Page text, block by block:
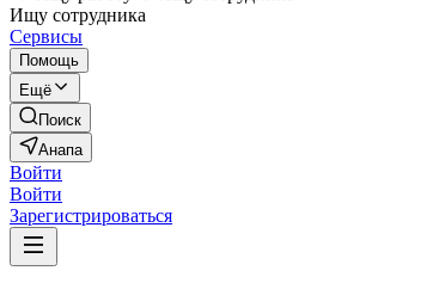
Ищу сотрудника
Сервисы
Помощь
Ещё
Поиск
Анапа
Войти
Войти
Зарегистрироваться